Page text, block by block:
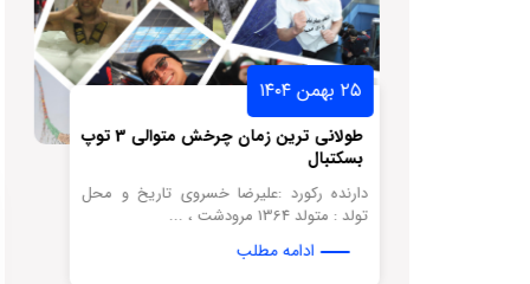
۲۵ بهمن ۱۴۰۴
طولانی ترین زمان چرخش متوالی 3 توپ
بسکتبال
دارنده رکورد :علیرضا خسروی تاریخ و محل
تولد : متولد 1364 مرودشت ، ...
ادامه مطلب